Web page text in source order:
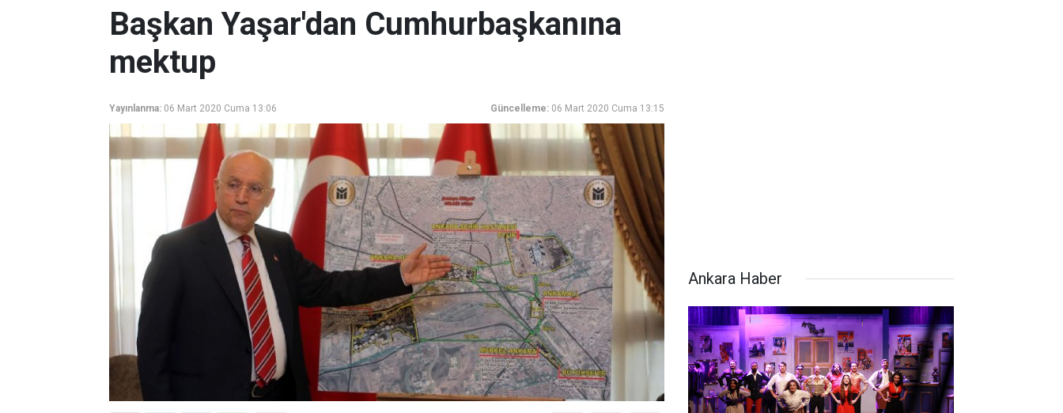
Başkan Yaşar'dan Cumhurbaşkanına
mektup
Yayınlanma: 06 Mart 2020 Cuma 13:06 Güncelleme: 06 Mart 2020 Cuma 13:15
Ankara Haber